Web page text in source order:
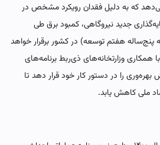
که به دلیل فقدان رویکرد مشخص در
جدید نیروگاهی، کمبود برق طی
هفتم توسعه) در کشور برقرار خواهد
همکاری وزارتخانه‌‌‌های ذی‌‌‌ربط برنامه‌‌‌های
بهره‌‌‌وری را در دستور کار خود قرار دهد تا
ملی کاهش یابد.